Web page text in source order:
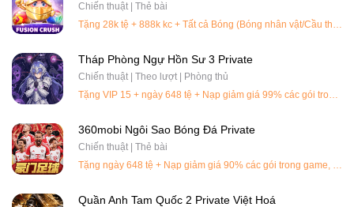
Chiến thuật | Thẻ bài
Tháp Phòng Ngự Hồn Sư 3 Private
Chiến thuật | Theo lượt | Phòng thủ
Tặng VIP 15 + ngày 648 tệ + Nạp giảm giá 99% các gói trong game, 360k =10k tệ
360mobi Ngôi Sao Bóng Đá Private
Chiến thuật | Thẻ bài
Quần Anh Tam Quốc 2 Private Việt Hoá